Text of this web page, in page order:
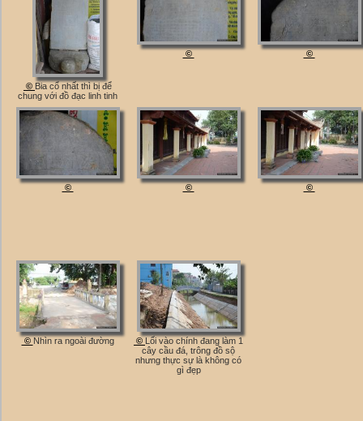
© Bia cổ nhất thì bị để
chung với đồ đạc linh tinh
© ©
© © ©
© Nhìn ra ngoài đường ©Lối vào chính đang làm 1
cây cầu đá, trông đồ sộ
nhưng thực sự là không có
gì đẹp